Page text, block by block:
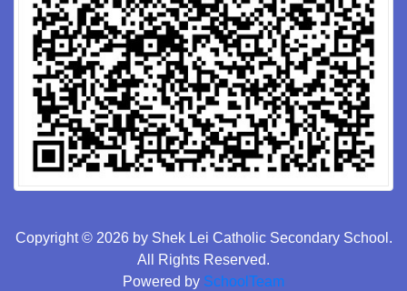
Copyright © 2026 by Shek Lei Catholic Secondary School.
All Rights Reserved.
Powered by SchoolTeam